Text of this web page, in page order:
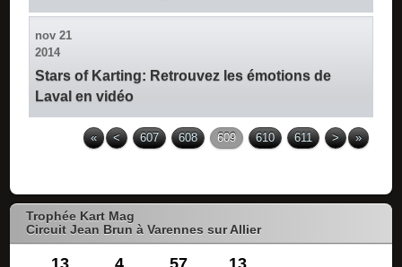
nov 21
2014
Stars of Karting: Retrouvez les émotions de
Laval en vidéo
« < 607 608 609 610 611 > »
Trophée Kart Mag
Circuit Jean Brun à Varennes sur Allier
13 4 57 13